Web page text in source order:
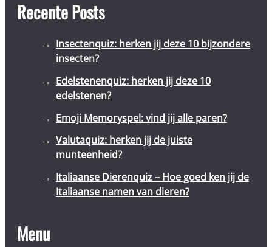
Recente Posts
Insectenquiz: herken jij deze 10 bijzondere
insecten?
Edelstenenquiz: herken jij deze 10
edelstenen?
Emoji Memoryspel: vind jij alle paren?
Valutaquiz: herken jij de juiste
munteenheid?
Italiaanse Dierenquiz – Hoe goed ken jij de
Italiaanse namen van dieren?
Menu